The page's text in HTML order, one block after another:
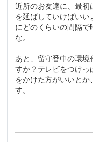
近所のお友達に、最初
を延ばしていけばい
にどのくらいの間隔
な。
あと、留守番中の環境
すか？テレビをつけっ
をかけた方がいいとか
す。